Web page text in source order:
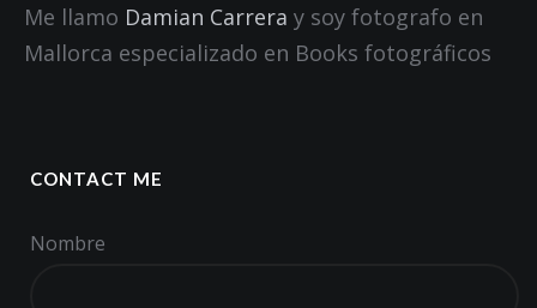
Me llamo Damian Carrera y soy fotografo en
Mallorca especializado en Books fotográficos
CONTACT ME
Nombre